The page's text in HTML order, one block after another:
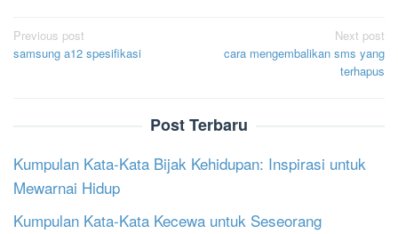
Post
navigation
Previous post
samsung a12 spesifikasi
Next post
cara mengembalikan sms yang
terhapus
Post Terbaru
Kumpulan Kata-Kata Bijak Kehidupan: Inspirasi untuk
Mewarnai Hidup
Kumpulan Kata-Kata Kecewa untuk Seseorang